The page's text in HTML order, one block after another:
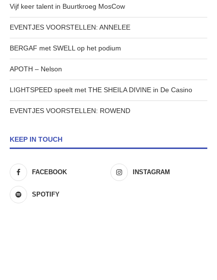
Vijf keer talent in Buurtkroeg MosCow
EVENTJES VOORSTELLEN: ANNELEE
BERGAF met SWELL op het podium
APOTH – Nelson
LIGHTSPEED speelt met THE SHEILA DIVINE in De Casino
EVENTJES VOORSTELLEN: ROWEND
KEEP IN TOUCH
FACEBOOK INSTAGRAM
SPOTIFY